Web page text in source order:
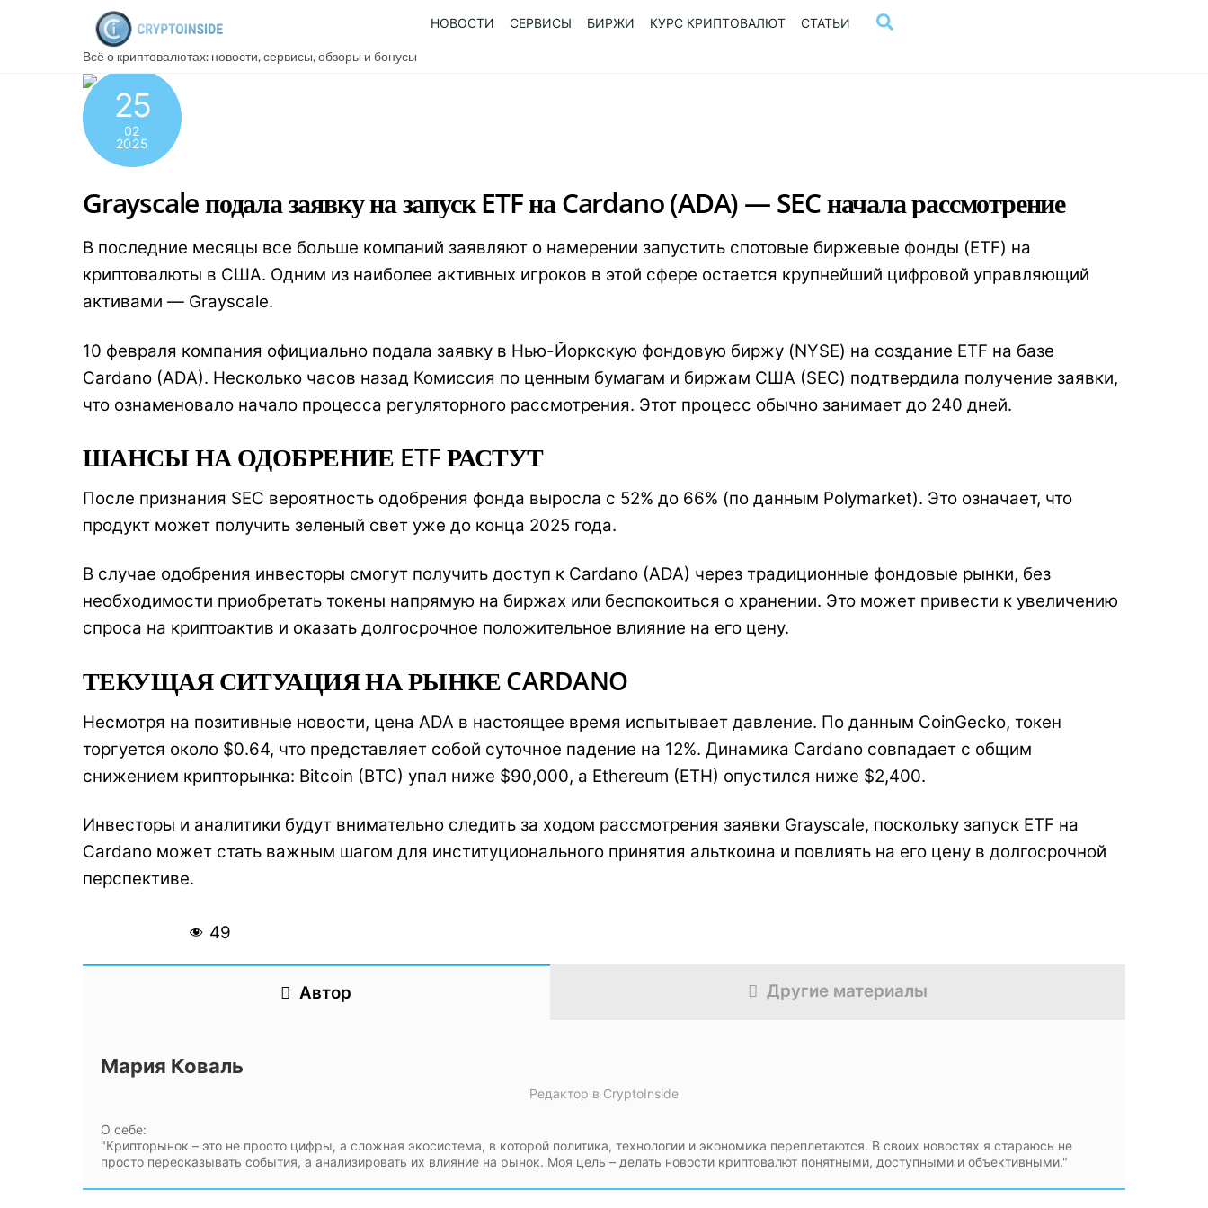
Всё о криптовалютах: новости, сервисы, обзоры и бонусы
НОВОСТИ СЕРВИСЫ БИРЖИ КУРС КРИПТОВАЛЮТ СТАТЬИ
25
02
2025
Grayscale подала заявку на запуск ETF на Cardano (ADA) — SEC начала рассмотрение
В последние месяцы все больше компаний заявляют о намерении запустить спотовые биржевые фонды (ETF) на
криптовалюты в США. Одним из наиболее активных игроков в этой сфере остается крупнейший цифровой управляющий
активами — Grayscale.
10 февраля компания официально подала заявку в Нью-Йоркскую фондовую биржу (NYSE) на создание ETF на базе
Cardano (ADA). Несколько часов назад Комиссия по ценным бумагам и биржам США (SEC) подтвердила получение заявки,
что ознаменовало начало процесса регуляторного рассмотрения. Этот процесс обычно занимает до 240 дней.
ШАНСЫ НА ОДОБРЕНИЕ ETF РАСТУТ
После признания SEC вероятность одобрения фонда выросла с 52% до 66% (по данным Polymarket). Это означает, что
продукт может получить зеленый свет уже до конца 2025 года.
В случае одобрения инвесторы смогут получить доступ к Cardano (ADA) через традиционные фондовые рынки, без
необходимости приобретать токены напрямую на биржах или беспокоиться о хранении. Это может привести к увеличению
спроса на криптоактив и оказать долгосрочное положительное влияние на его цену.
ТЕКУЩАЯ СИТУАЦИЯ НА РЫНКЕ CARDANO
Несмотря на позитивные новости, цена ADA в настоящее время испытывает давление. По данным CoinGecko, токен
торгуется около $0.64, что представляет собой суточное падение на 12%. Динамика Cardano совпадает с общим
снижением крипторынка: Bitcoin (BTC) упал ниже $90,000, а Ethereum (ETH) опустился ниже $2,400.
Инвесторы и аналитики будут внимательно следить за ходом рассмотрения заявки Grayscale, поскольку запуск ETF на
Cardano может стать важным шагом для институционального принятия альткоина и повлиять на его цену в долгосрочной
перспективе.
49
Автор Другие материалы
Мария Коваль
Редактор в CryptoInside
О себе:
"Крипторынок – это не просто цифры, а сложная экосистема, в которой политика, технологии и экономика переплетаются. В своих новостях я стараюсь не
просто пересказывать события, а анализировать их влияние на рынок. Моя цель – делать новости криптовалют понятными, доступными и объективными."